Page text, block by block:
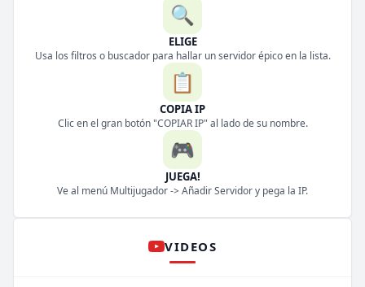
🔍
ELIGE
Usa los filtros o buscador para hallar un servidor épico en la lista.
📋
COPIA IP
Clic en el gran botón "COPIAR IP" al lado de su nombre.
🎮
JUEGA!
Ve al menú Multijugador -> Añadir Servidor y pega la IP.
VIDEOS